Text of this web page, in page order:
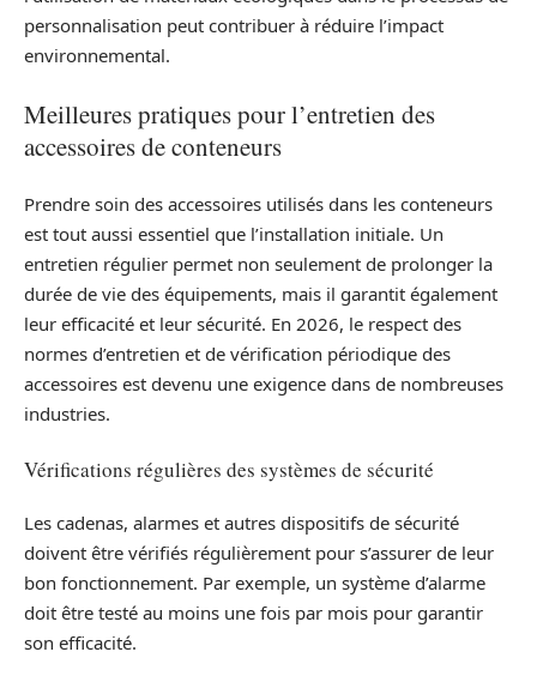
personnalisation peut contribuer à réduire l’impact
environnemental.
Meilleures pratiques pour l’entretien des
accessoires de conteneurs
Prendre soin des accessoires utilisés dans les conteneurs
est tout aussi essentiel que l’installation initiale. Un
entretien régulier permet non seulement de prolonger la
durée de vie des équipements, mais il garantit également
leur efficacité et leur sécurité. En 2026, le respect des
normes d’entretien et de vérification périodique des
accessoires est devenu une exigence dans de nombreuses
industries.
Vérifications régulières des systèmes de sécurité
Les cadenas, alarmes et autres dispositifs de sécurité
doivent être vérifiés régulièrement pour s’assurer de leur
bon fonctionnement. Par exemple, un système d’alarme
doit être testé au moins une fois par mois pour garantir
son efficacité.